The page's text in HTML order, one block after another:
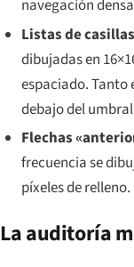
navegación
Listas de
dibujadas en
espaciado. Tanto
debajo del
Flechas
frecuencia se
píxeles de
La auditoría